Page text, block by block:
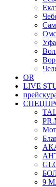
Уфа
OR
LIVE
9